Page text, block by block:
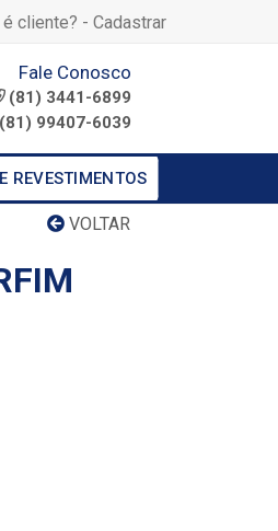
é cliente? - Cadastrar
Fale Conosco
(81) 3441-6899
(81) 99407-6039
REVESTIMENTOS
VOLTAR